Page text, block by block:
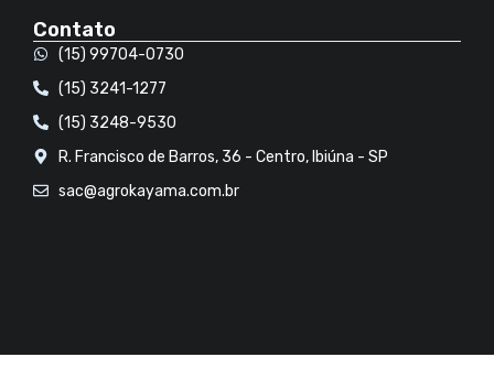
Contato
(15) 99704-0730
(15) 3241-1277
(15) 3248-9530
R. Francisco de Barros, 36 - Centro, Ibiúna - SP
sac@agrokayama.com.br